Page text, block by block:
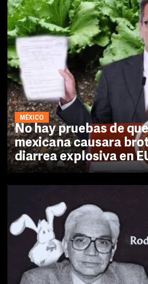
MÉXICO
No hay pruebas de
mexicana causara
diarrea explosiva en